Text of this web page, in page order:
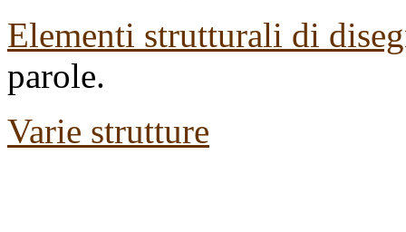
Elementi strutturali di
parole.
Varie strutture